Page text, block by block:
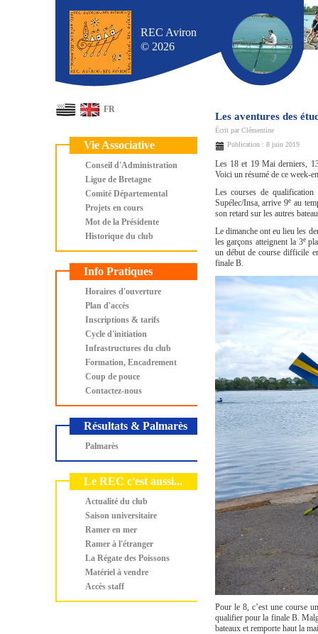
REC Aviron
© 2026
Les aventures des
Écrit parClémentine
Publication : 8 juin 2019
Les 18 et 19 Mai derniers,
Voici un résumé de ce week-
Les courses de
Supélec/Insa, arrive 9e au
son retard sur les autres
Le dimanche ont eu lieu les
les garçons atteignent la 3e
un début de course difficile
finale B.
Pour le 8, c’est une course
qualifier pour la finale B.
bateaux et remporte haut la
FR
Vie Associative
Conseil d'Administration
Ligue de Bretagne
Comité Départemental
Projets en cours
Mot de la Présidente
Historique du club
Info Pratiques
Horaires d'ouverture
Plan d'accès
Inscriptions & tarifs
Cycle d'initiation
Infrastructures du club
Formation, Encadrement
Coup de pouce
Contactez-nous
Résultats & Palmarès
Palmarès
Le REC c'est aussi...
Actualité du club
Saison universitaire
Ramer en mer
Ramer à l'étranger
La Régate des Poissons
Matériel à vendre
Accès staff